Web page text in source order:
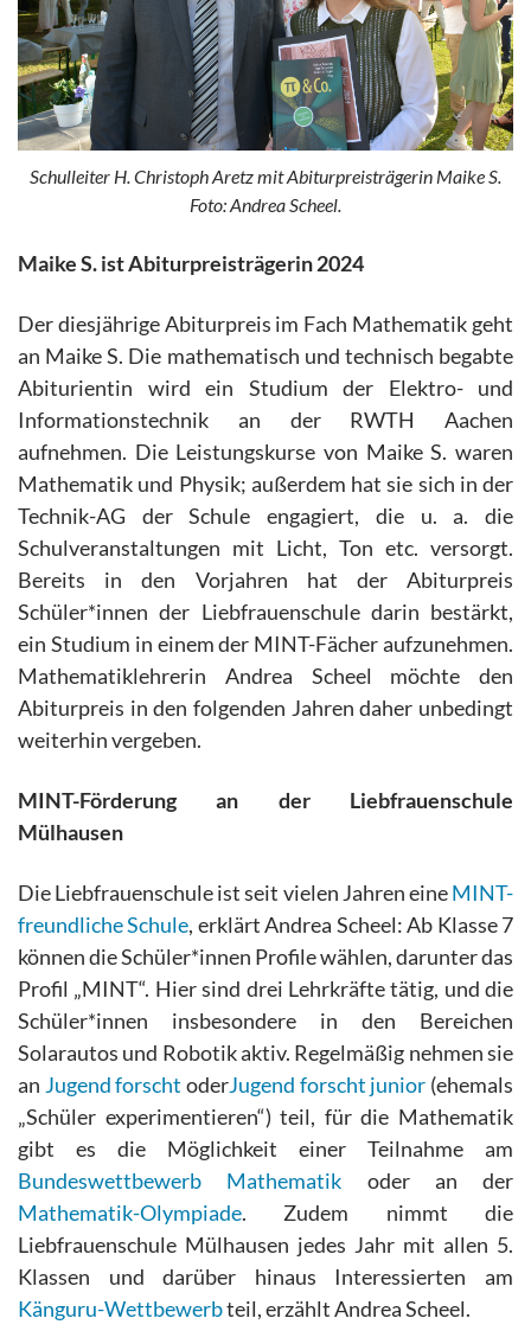
Schulleiter H. Christoph Aretz mit Abiturpreisträgerin Maike S.
Foto: Andrea Scheel.
Maike S. ist Abiturpreisträgerin 2024
Der diesjährige Abiturpreis im Fach Mathematik geht
an Maike S. Die mathematisch und technisch begabte
Abiturientin wird ein Studium der Elektro- und
Informationstechnik an der RWTH Aachen
aufnehmen. Die Leistungskurse von Maike S. waren
Mathematik und Physik; außerdem hat sie sich in der
Technik-AG der Schule engagiert, die u. a. die
Schulveranstaltungen mit Licht, Ton etc. versorgt.
Bereits in den Vorjahren hat der Abiturpreis
Schüler*innen der Liebfrauenschule darin bestärkt,
ein Studium in einem der MINT-Fächer aufzunehmen.
Mathematiklehrerin Andrea Scheel möchte den
Abiturpreis in den folgenden Jahren daher unbedingt
weiterhin vergeben.
MINT-Förderung an der Liebfrauenschule
Mülhausen
Die Liebfrauenschule ist seit vielen Jahren eineMINT-
freundliche Schule, erklärt Andrea Scheel: Ab Klasse 7
können die Schüler*innen Profile wählen, darunter das
Profil „MINT“. Hier sind drei Lehrkräfte tätig, und die
Schüler*innen insbesondere in den Bereichen
Solarautos und Robotik aktiv. Regelmäßig nehmen sie
an Jugend forscht oderJugend forscht junior (ehemals
„Schüler experimentieren“) teil, für die Mathematik
gibt es die Möglichkeit einer Teilnahme am
Bundeswettbewerb Mathematik oder an der
Mathematik-Olympiade. Zudem nimmt die
Liebfrauenschule Mülhausen jedes Jahr mit allen 5.
Klassen und darüber hinaus Interessierten am
Känguru-Wettbewerbteil, erzählt Andrea Scheel.